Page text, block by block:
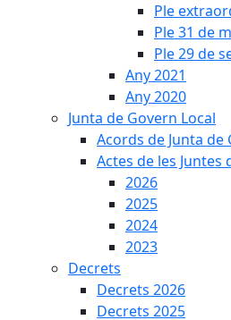
Ple
Ple 31 de
Ple 29 de
Any 2021
Any 2020
Junta de Govern Local
Acords de Junta de
Actes de les Juntes
2026
2025
2024
2023
Decrets
Decrets 2026
Decrets 2025